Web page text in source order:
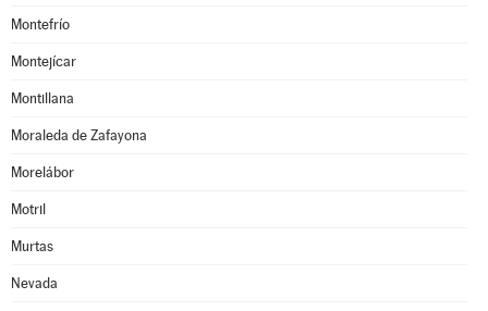
Montefrío
Montejícar
Montillana
Moraleda de Zafayona
Morelábor
Motril
Murtas
Nevada